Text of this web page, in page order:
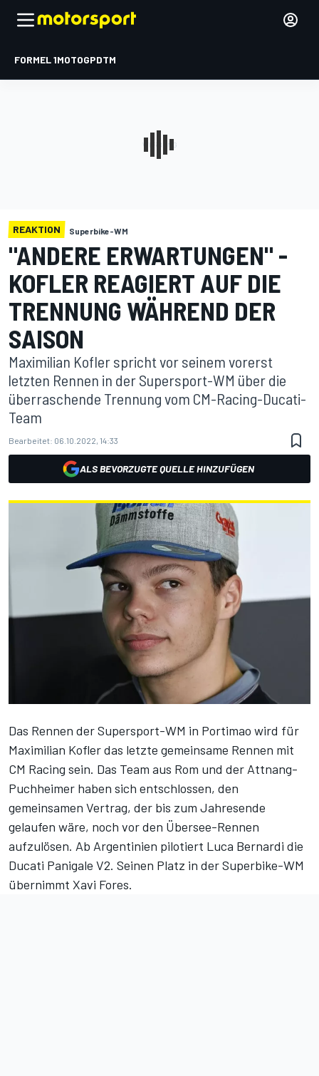
FORMEL 1MOTOGPDTM
REAKTION Superbike-WM
"ANDERE ERWARTUNGEN" -
KOFLER REAGIERT AUF DIE
TRENNUNG WÄHREND DER
SAISON
Maximilian Kofler spricht vor seinem vorerst
letzten Rennen in der Supersport-WM über die
überraschende Trennung vom CM-Racing-Ducati-
Team
Bearbeitet: 06.10.2022, 14:33
ALS BEVORZUGTE QUELLE HINZUFÜGEN
Das Rennen der Supersport-WM in Portimao wird für
Maximilian Kofler das letzte gemeinsame Rennen mit
CM Racing sein. Das Team aus Rom und der Attnang-
Puchheimer haben sich entschlossen, den
gemeinsamen Vertrag, der bis zum Jahresende
gelaufen wäre, noch vor den Übersee-Rennen
aufzulösen. Ab Argentinien pilotiert Luca Bernardi die
Ducati Panigale V2. Seinen Platz in der Superbike-WM
übernimmt Xavi Fores.